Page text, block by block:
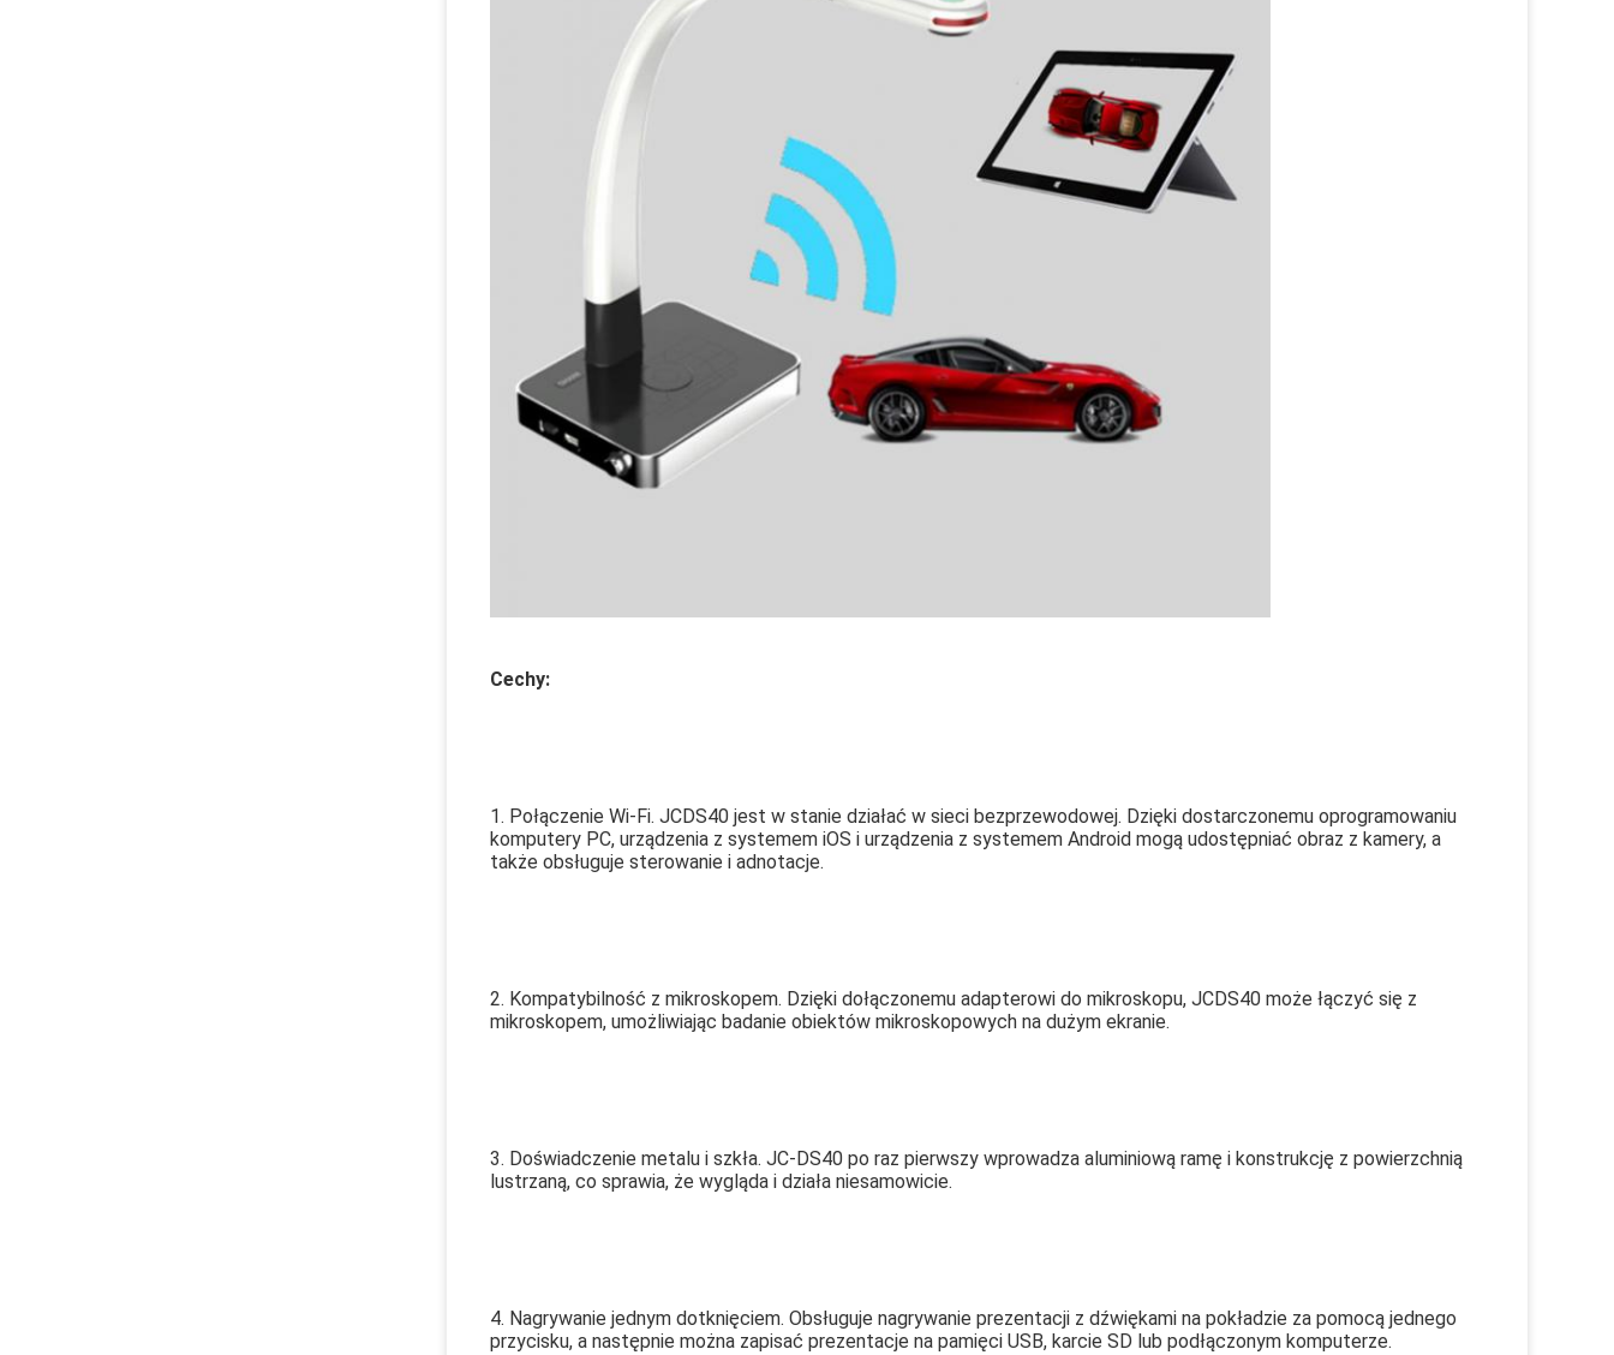
Cechy:
1. Połączenie Wi-Fi. JCDS40 jest w stanie działać w sieci bezprzewodowej. Dzięki dostarczonemu oprogramowaniu
komputery PC, urządzenia z systemem iOS i urządzenia z systemem Android mogą udostępniać obraz z kamery, a
także obsługuje sterowanie i adnotacje.
2. Kompatybilność z mikroskopem. Dzięki dołączonemu adapterowi do mikroskopu, JCDS40 może łączyć się z
mikroskopem, umożliwiając badanie obiektów mikroskopowych na dużym ekranie.
3. Doświadczenie metalu i szkła. JC-DS40 po raz pierwszy wprowadza aluminiową ramę i konstrukcję z powierzchnią
lustrzaną, co sprawia, że ​​wygląda i działa niesamowicie.
4. Nagrywanie jednym dotknięciem. Obsługuje nagrywanie prezentacji z dźwiękami na pokładzie za pomocą jednego
przycisku, a następnie można zapisać prezentacje na pamięci USB, karcie SD lub podłączonym komputerze.